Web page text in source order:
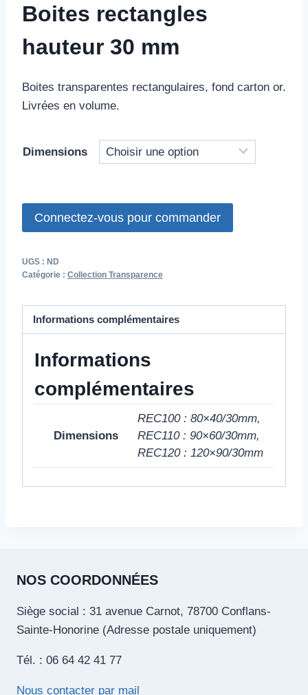
Boites rectangles
hauteur 30 mm
Boites transparentes rectangulaires, fond carton or.
Livrées en volume.
Dimensions
Connectez-vous pour commander
UGS : ND
Catégorie : Collection Transparence
Informations complémentaires
Informations
complémentaires
Dimensions
REC100 : 80×40/30mm,
REC110 : 90×60/30mm,
REC120 : 120×90/30mm
NOS COORDONNÉES
Siège social : 31 avenue Carnot, 78700 Conflans-
Sainte-Honorine (Adresse postale uniquement)
Tél. : 06 64 42 41 77
Nous contacter par mail